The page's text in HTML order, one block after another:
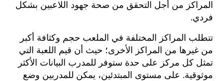
المراكز من أجل التحقق من صحة جهود اللاعبين بشكل
فردي.
تتطلب المراكز المختلفة في الملعب حجم وكثافة أكبر
من غيرها من المراكز الأخرى؛ حيث أن قيم اللعبة التي
تمثل كل مركز على حدة ستوفر للمدرب البيانات الأكثر
موثوقية. على مستوى المبتدئين، يمكن للمدربين وضع